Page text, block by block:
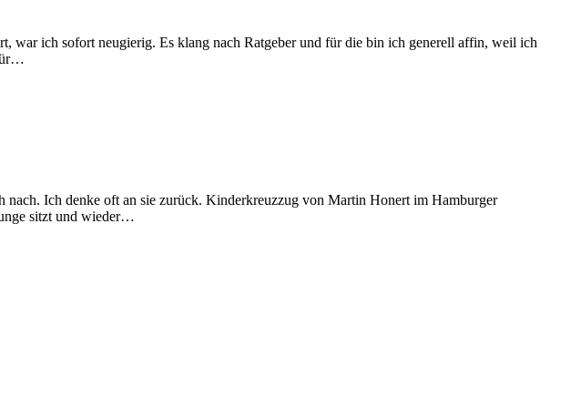
war ich sofort neugierig. Es klang nach Ratgeber und für die bin ich generell affin, weil ich
nach. Ich denke oft an sie zurück. Kinderkreuzzug von Martin Honert im Hamburger
sitzt und wieder…